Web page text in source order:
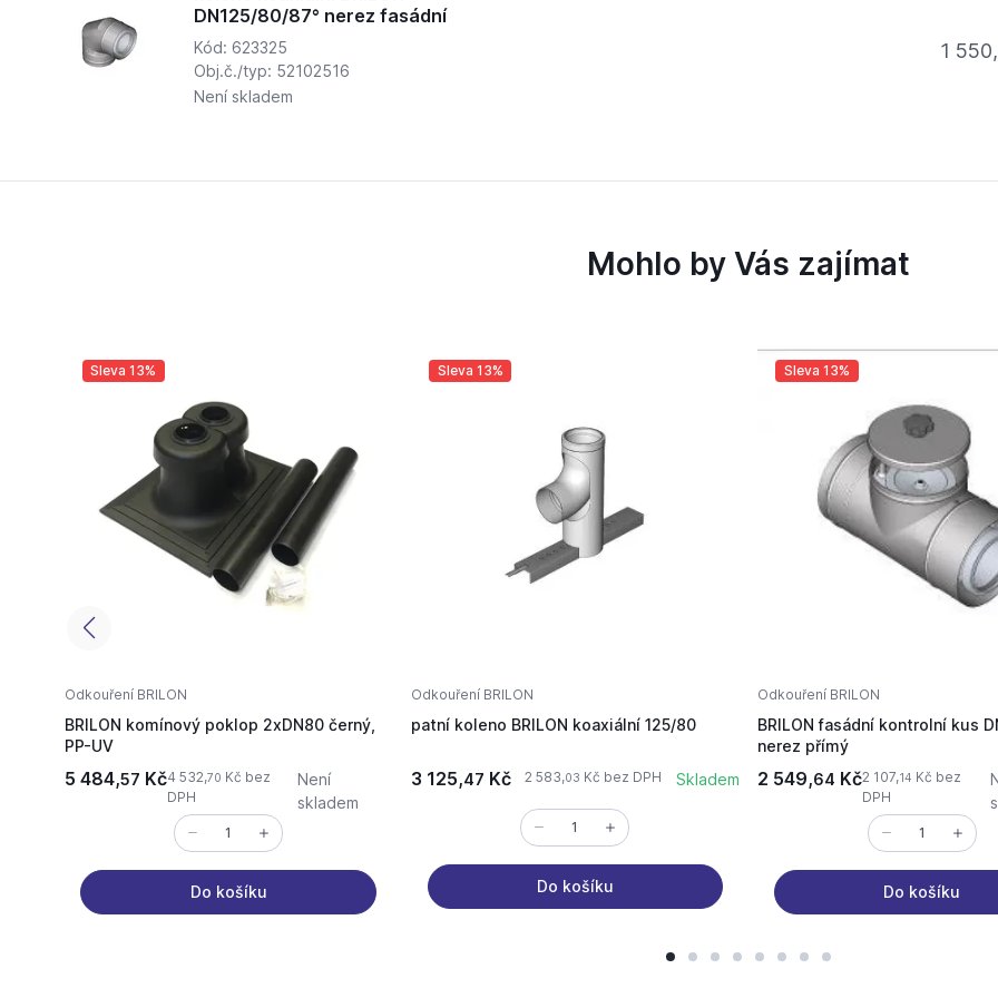
DN125/80/87° nerez fasádní
Kód: 623325
Obj.č./typ: 52102516
Není skladem
1 550,
Mohlo by Vás zajímat
Sleva 13%
Odkouření BRILON
BRILON komínový poklop 2xDN80 černý,
PP-UV
5 484,57 Kč4 532,70 Kč bez
DPH
Není
skladem
Do košíku
Sleva 13%
Odkouření BRILON
patní koleno BRILON koaxiální 125/80
3 125,47 Kč 2 583,03 Kč bez DPH Skladem
Do košíku
Sleva 13%
Odkouření BRILON
BRILON fasádní kontrolní kus
nerez přímý
2 549,64 Kč2 107,14 Kč bez
DPH
Do košíku